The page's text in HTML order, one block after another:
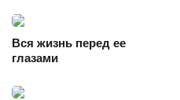
Вся жизнь перед ее
глазами